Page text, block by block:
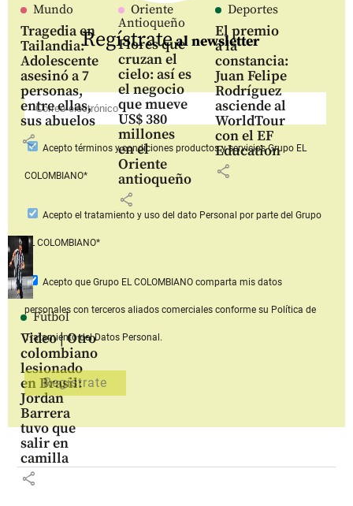
Mundo
Tragedia en
Tailandia:
Adolescente
asesinó a 7
personas,
entre ellas,
sus abuelos
share
Oriente
Antioqueño
Flores que
cruzan el
cielo: así es
el negocio
que mueve
US$ 380
millones
en el
Oriente
antioqueño
share
Deportes
El premio
a la
constancia:
Juan Felipe
Rodríguez
asciende al
WorldTour
con el EF
Education
share
Fútbol
Video | Otro
colombiano
lesionado
en Brasil:
Jordan
Barrera
tuvo que
salir en
camilla
share
Regístrateal newsletter
Aceptotérminos y condiciones productos y serviciosGrupo EL
COLOMBIANO*
Acepto el tratamiento y uso del dato Personal por parte del Grupo
EL COLOMBIANO*
Acepto que Grupo EL COLOMBIANOcomparta mis datos
personales con terceros aliados comerciales conforme su Política de
Tratamiento del Datos Personal.